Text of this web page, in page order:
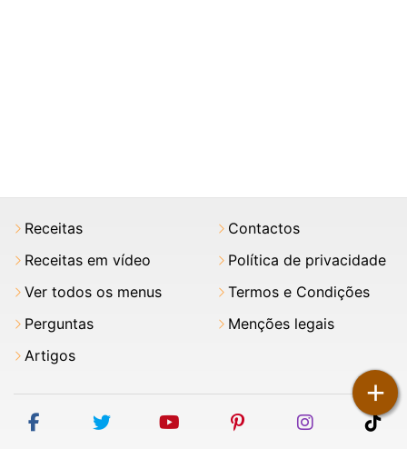
+
Receitas
Receitas em vídeo
Ver todos os menus
Perguntas
Artigos
Contactos
Política de privacidade
Termos e Condições
Menções legais
facebooktwitter youtubepinterestinstagram